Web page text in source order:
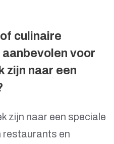
culinaire
voor
zijn naar een
zijn naar een speciale
restaurants en